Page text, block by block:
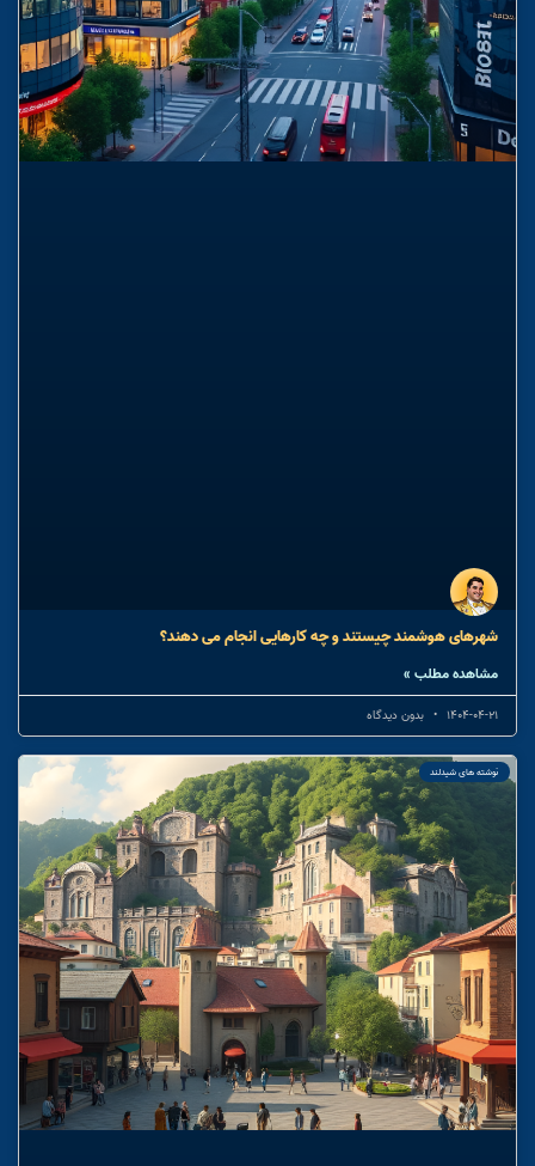
شهرهای هوشمند چیستند و چه کارهایی انجام می دهند؟
مشاهده مطلب »
1404-04-21 بدون دیدگاه
نوشته های شیدلند